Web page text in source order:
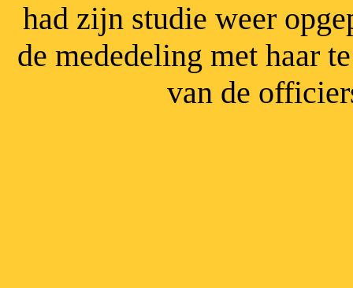
had zijn studie weer
de mededeling met haar
van de